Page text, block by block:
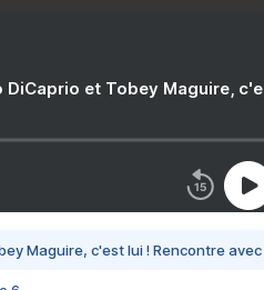
DiCaprio et Tobey Maguire,
Maguire, c'est lui ! Rencontre